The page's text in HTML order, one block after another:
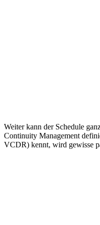
Weiter kann der Schedule
Continuity Management
VCDR) kennt, wird gewisse